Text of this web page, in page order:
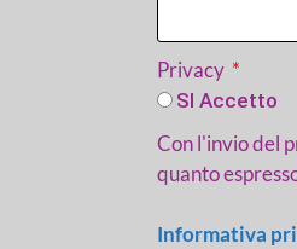
Privacy
SI Accetto
Con l'invio del
quanto
Informativa